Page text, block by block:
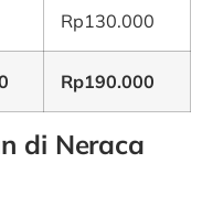
Rp130.000
Rp190.000
di Neraca